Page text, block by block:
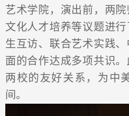
艺术学院，演出前，两
文化人才培养等议题进
生互访、联合艺术实践
面的合作达成多项共识
两校的友好关系，为中
间。